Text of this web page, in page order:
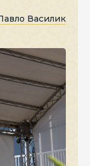
Василик